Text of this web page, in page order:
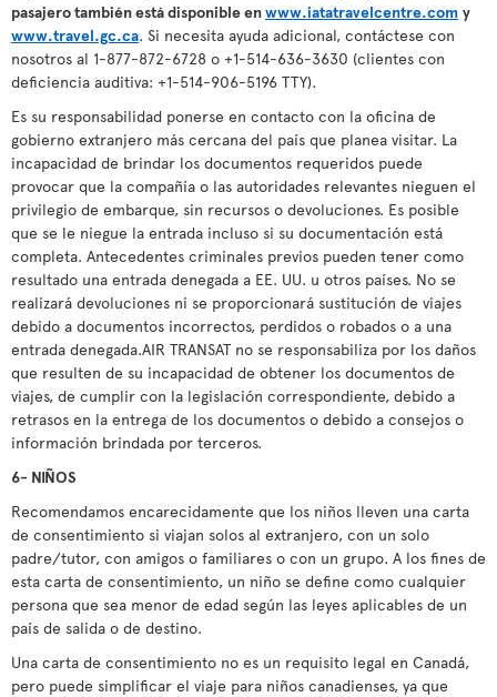
pasajero también está disponible enwww.iatatravelcentre.com y
www.travel.gc.ca. Si necesita ayuda adicional, contáctese con
nosotros al 1-877-872-6728 o +1-514-636-3630 (clientes con
deficiencia auditiva: +1-514-906-5196 TTY).
Es su responsabilidad ponerse en contacto con la oficina de
gobierno extranjero más cercana del país que planea visitar. La
incapacidad de brindar los documentos requeridos puede
provocar que la compañía o las autoridades relevantes nieguen el
privilegio de embarque, sin recursos o devoluciones. Es posible
que se le niegue la entrada incluso si su documentación está
completa. Antecedentes criminales previos pueden tener como
resultado una entrada denegada a EE. UU. u otros países. No se
realizará devoluciones ni se proporcionará sustitución de viajes
debido a documentos incorrectos, perdidos o robados o a una
entrada denegada.AIR TRANSAT no se responsabiliza por los daños
que resulten de su incapacidad de obtener los documentos de
viajes, de cumplir con la legislación correspondiente, debido a
retrasos en la entrega de los documentos o debido a consejos o
información brindada por terceros.
6- NIÑOS
Recomendamos encarecidamente que los niños lleven una carta
de consentimiento si viajan solos al extranjero, con un solo
padre/tutor, con amigos o familiares o con un grupo. A los fines de
esta carta de consentimiento, un niño se define como cualquier
persona que sea menor de edad según las leyes aplicables de un
país de salida o de destino.
Una carta de consentimiento no es un requisito legal en Canadá,
pero puede simplificar el viaje para niños canadienses, ya que